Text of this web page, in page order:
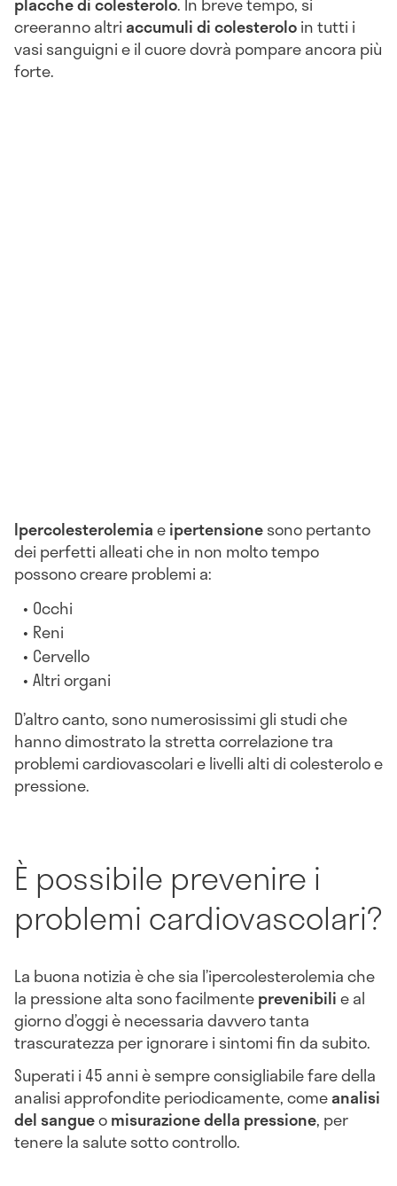
creeranno altriaccumuli di colesteroloin tutti i
vasi sanguigni e il cuore dovrà pompare ancora più
forte.
Ipercolesterolemiaeipertensionesono pertanto
dei perfetti alleati che in non molto tempo
possono creare problemi a:
Occhi
Reni
Cervello
Altri organi
D’altro canto, sono numerosissimi gli studi che
hanno dimostrato la stretta correlazione tra
problemi cardiovascolari e livelli alti di colesterolo e
pressione.
È possibile prevenire i
problemi cardiovascolari?
La buona notizia è che sia l’ipercolesterolemia che
la pressione alta sono facilmenteprevenibilie al
giorno d’oggi è necessaria davvero tanta
trascuratezza per ignorare i sintomi fin da subito.
Superati i 45 anni è sempre consigliabile fare della
analisi approfondite periodicamente, comeanalisi
del sangueomisurazione della pressione, per
tenere la salute sotto controllo.